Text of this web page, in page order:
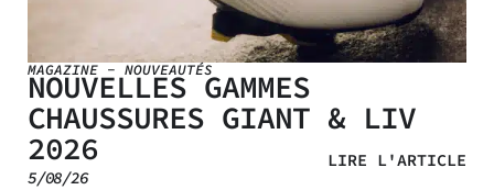
MAGAZINE - NOUVEAUTÉS
NOUVELLES GAMMES
CHAUSSURES GIANT & LIV
2026
5/08/26
LIRE L'ARTICLE